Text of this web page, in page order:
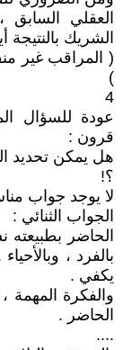
العقلي
الشريك بالنتيجة
( المراقب غير
)
4
عودة للسؤال
قرون :
هل يمكن تحديد
؟!
لا يوجد جواب
الجواب الثنائي :
الحاضر
بالفرد ،
يكفي .
والفكرة المهمة
الحاضر .
....